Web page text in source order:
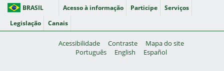
BRASIL Acesso à informação Participe
Serviços
Legislação
Canais
Acessibilidade Contraste
Mapa do site
Português
English Español